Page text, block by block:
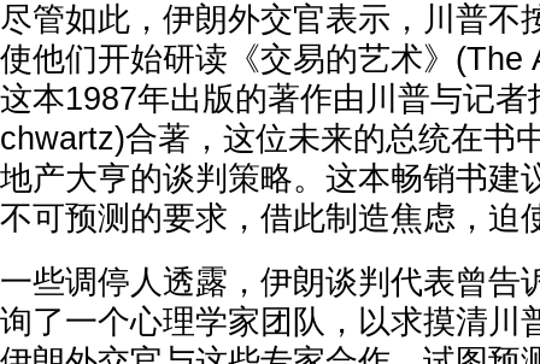
尽管如此，伊朗外交官表示，川普不
使他们开始研读《交易的艺术》(The
这本1987年出版的著作由川普与记者
chwartz)合著，这位未来的总统在书
地产大亨的谈判策略。这本畅销书建
不可预测的要求，借此制造焦虑，迫
一些调停人透露，伊朗谈判代表曾告
询了一个心理学家团队，以求摸清川